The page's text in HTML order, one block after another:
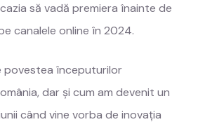
să vadă premiera înainte de
canalele online în 2024.
povestea începuturilor
dar și cum am devenit un
când vine vorba de inovația